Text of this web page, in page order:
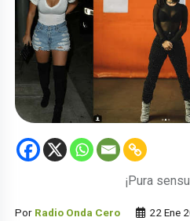
¡Pura
Por Radio Onda Cero 22 Ene